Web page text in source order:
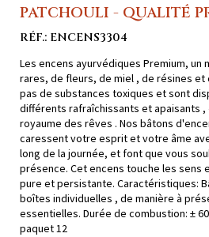
PATCHOULI - QUALITÉ
RÉF.: ENCENS3304
Les encens ayurvédiques Premium, un
rares, de fleurs, de miel , de résines et
pas de substances toxiques et sont
différents rafraîchissants et apaisants
royaume des rêves . Nos bâtons
caressent votre esprit et votre âme
long de la journée, et font que vous
présence. Cet encens touche les sens
pure et persistante. Caractéristiques:
boîtes individuelles , de manière à
essentielles. Durée de combustion: ±
paquet 12